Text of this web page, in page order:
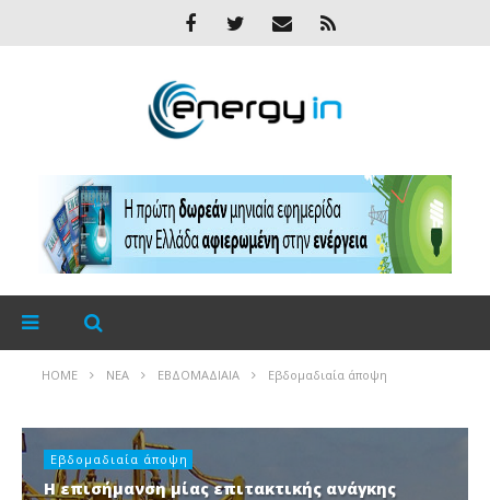
HOME ΝΈΑ ΕΒΔΟΜΑΔΙΑΊΑ Εβδομαδιαία άποψη
Εβδομαδιαία άποψη
Η επισήμανση μίας επιτακτικής ανάγκης